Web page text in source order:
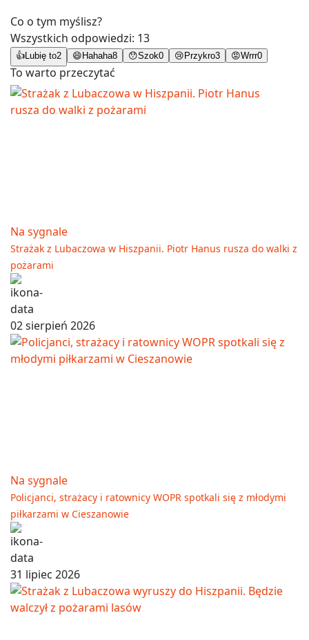
Co o tym myślisz?
Wszystkich odpowiedzi: 13
👍 Lubię to2 😄 Hahaha8 😯Szok0 😢 Przykro3 😡Wrrr0
To warto przeczytać
Na sygnale
Strażak z Lubaczowa w Hiszpanii. Piotr Hanus rusza do walki z
pożarami
02 sierpień 2026
Na sygnale
Policjanci, strażacy i ratownicy WOPR spotkali się z młodymi
piłkarzami w Cieszanowie
31 lipiec 2026